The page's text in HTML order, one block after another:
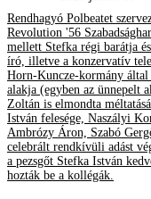
Rendhagyó Polbeatet
Revolution '56
mellett Stefka régi barátja
író, illetve a konzervatív
Horn-Kuncze-kormány által
alakja (egyben az ünnepelt
Zoltán is elmondta
István felesége, Naszályi
Ambrózy Áron, Szabó
celebrált rendkívüli adást
a pezsgőt Stefka István
hozták be a kollégák.